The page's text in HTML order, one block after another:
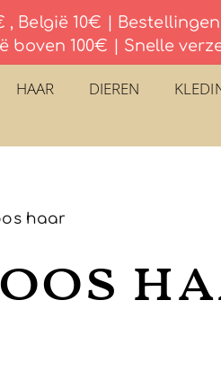
, België 10€ |
boven 100€ | Snelle
HAAR DIEREN
haar